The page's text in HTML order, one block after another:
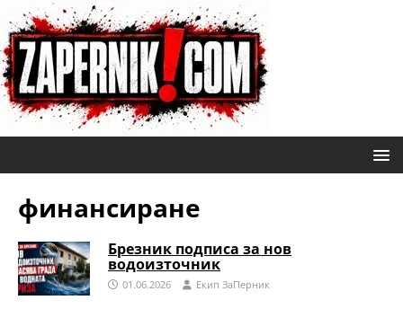
финансиране
Брезник подписа за нов
водоизточник
01.06.2026 Eкип ЗаПерник